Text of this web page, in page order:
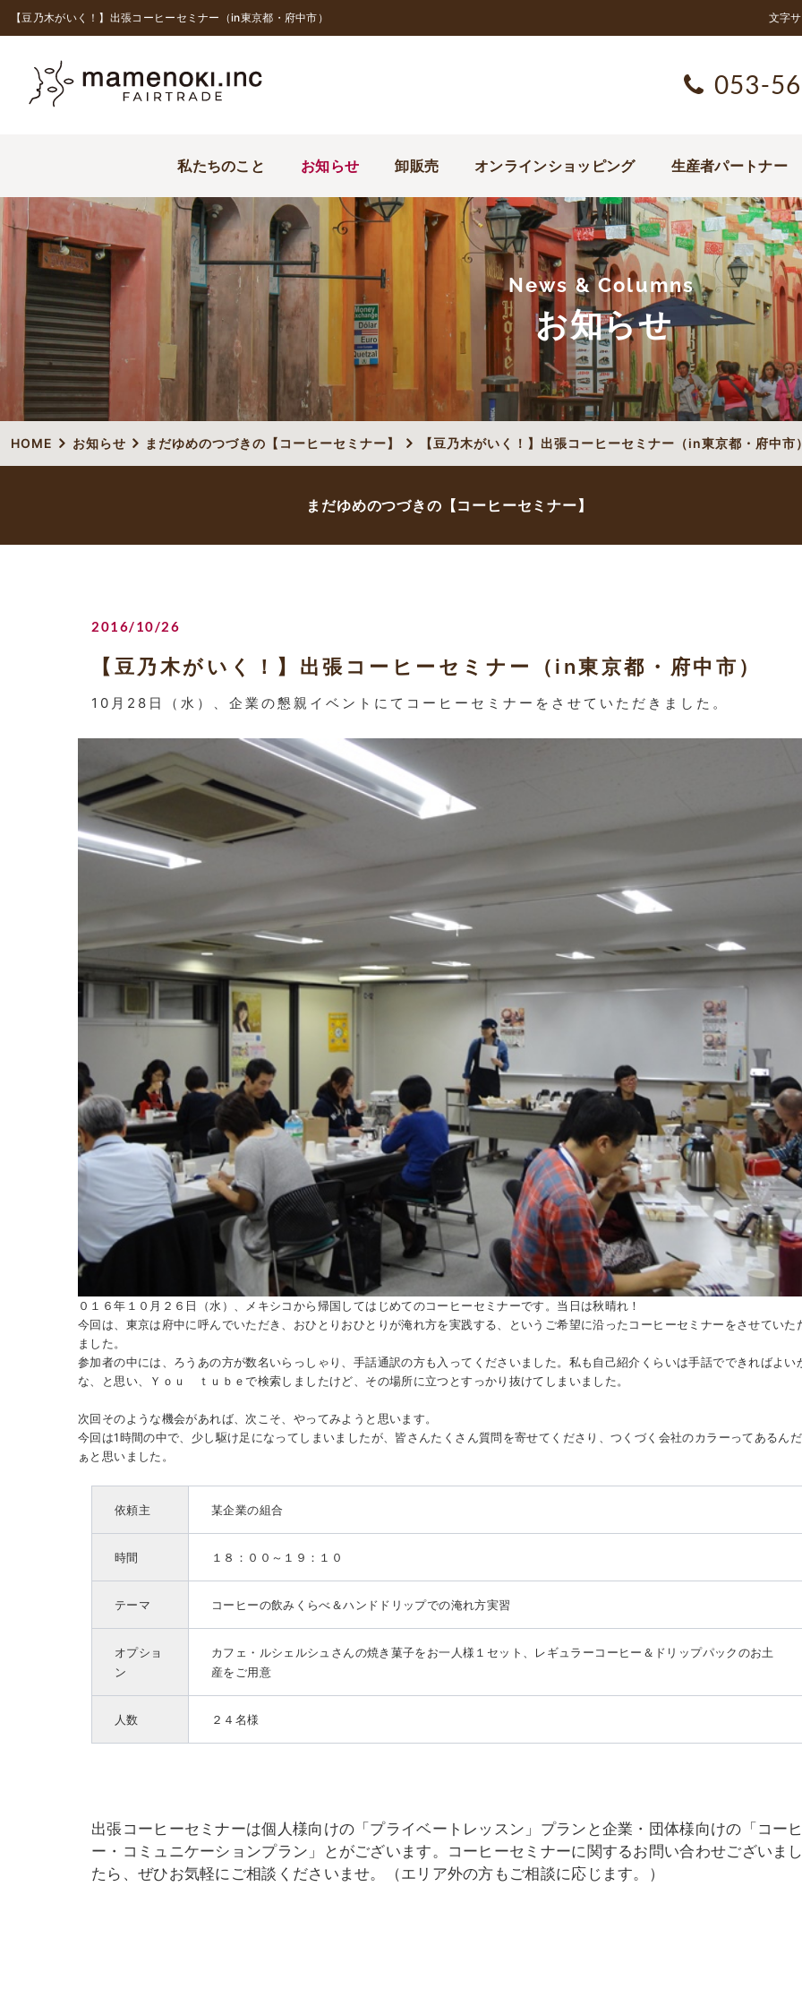
【豆乃木がいく！】出張コーヒーセミナー（in東京都・府中市） 文字
053-
私たちのこと お知らせ 卸販売 オンラインショッピング 生産者パートナー
News & Columns
お知らせ
HOME お知らせ まだゆめのつづきの【コーヒーセミナー】 【豆乃木がいく！】出張コーヒーセミナー（in東京都・府中市
まだゆめのつづきの【コーヒーセミナー】
2016/10/26
【豆乃木がいく！】出張コーヒーセミナー（in東京都・府中市）
10月28日（水）、企業の懇親イベントにてコーヒーセミナーをさせていただきました。
０１６年１０月２６日（水）、メキシコから帰国してはじめてのコーヒーセミナーです。当日は秋晴れ！
今回は、東京は府中に呼んでいただき、おひとりおひとりが淹れ方を実践する、というご希望に沿ったコーヒーセミナーをさせていた
ました。
参加者の中には、ろうあの方が数名いらっしゃり、手話通訳の方も入ってくださいました。私も自己紹介くらいは手話でできればよい
な、と思い、Ｙｏｕ ｔｕｂｅで検索しましたけど、その場所に立つとすっかり抜けてしまいました。
次回そのような機会があれば、次こそ、やってみようと思います。
今回は1時間の中で、少し駆け足になってしまいましたが、皆さんたくさん質問を寄せてくださり、つくづく会社のカラーってあるん
ぁと思いました。
依頼主 某企業の組合
時間 １８：００～１９：１０
テーマ コーヒーの飲みくらべ＆ハンドドリップでの淹れ方実習
オプショ
ン
カフェ・ルシェルシュさんの焼き菓子をお一人様１セット、レギュラーコーヒー＆ドリップパックのお土
産をご用意
人数 ２４名様
出張コーヒーセミナーは個人様向けの「プライベートレッスン」プランと企業・団体様向けの「コー
ー・コミュニケーションプラン」とがございます。コーヒーセミナーに関するお問い合わせございま
たら、ぜひお気軽にご相談くださいませ。（エリア外の方もご相談に応じます。）